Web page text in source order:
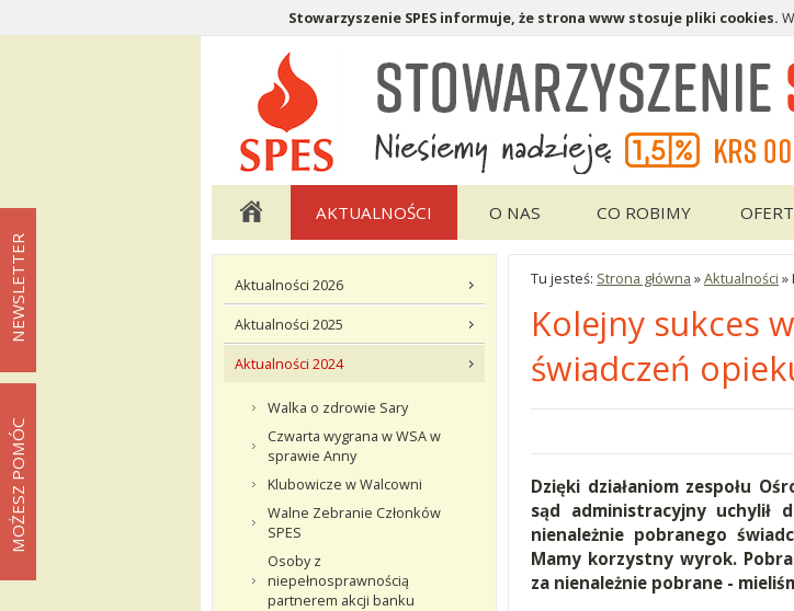
Stowarzyszenie SPES informuje, że strona www stosuje pliki cookies.
Menu pomocnicze
Menu główne
AKTUALNOŚCI O NAS CO ROBIMY
Menu podstrony Aktualności
Aktualności 2026
Aktualności 2025
Aktualności 2024
Walka o zdrowie Sary
Czwarta wygrana w WSA w
sprawie Anny
Klubowicze w Walcowni
Walne Zebranie Członków
SPES
Osoby z
niepełnosprawnością
partnerem akcji banku
Tu jesteś: Strona główna »Aktualności »
Kolejny sukces
świadczeń
Dzięki działaniom zespołu
sąd administracyjny
nienależnie pobranego
Mamy korzystny wyrok.
za nienależnie pobrane -
NEWSLETTER
MOŻESZ POMÓC